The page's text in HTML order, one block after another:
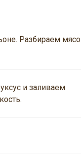
Разбираем мясо
и заливаем